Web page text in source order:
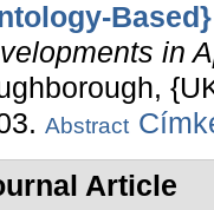
in
Abstract
Article